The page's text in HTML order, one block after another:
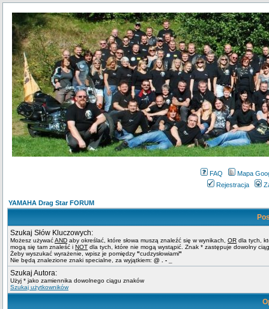
FAQ
Mapa
Rejestracja
YAMAHA Drag Star FORUM
Szukaj Słów Kluczowych:
Możesz używaćAND aby określać, które słowa muszą znaleźć się w wynikach, OR dla tych,
mogą się tam znaleść i NOT dla tych, które nie mogą wystąpić. Znak * zastępuje dowolny
Żeby wyszukać wyrażenie, wpisz je pomiędzy "cudzysłowiami"
Nie będą znalezione znaki specialne, za wyjątkiem: @ . - _
Szukaj Autora:
Użyj * jako zamiennika dowolnego ciągu znaków
Szukaj użytkowników